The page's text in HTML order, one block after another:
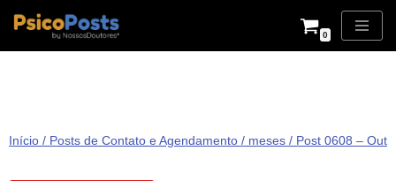
Pular
0
Início / Posts de Contato e Agendamento / meses / Post 0608 –